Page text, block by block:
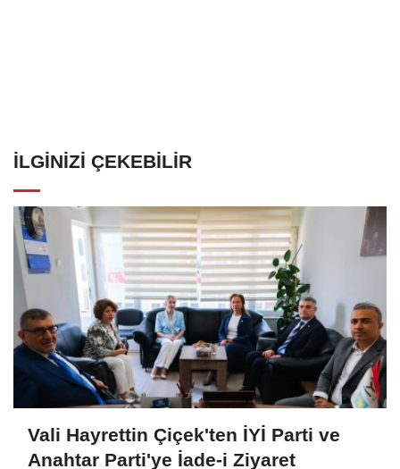
İLGINIZI ÇEKEBILIR
Vali Hayrettin Çiçek'ten İYİ Parti ve
Anahtar Parti'ye İade-i Ziyaret